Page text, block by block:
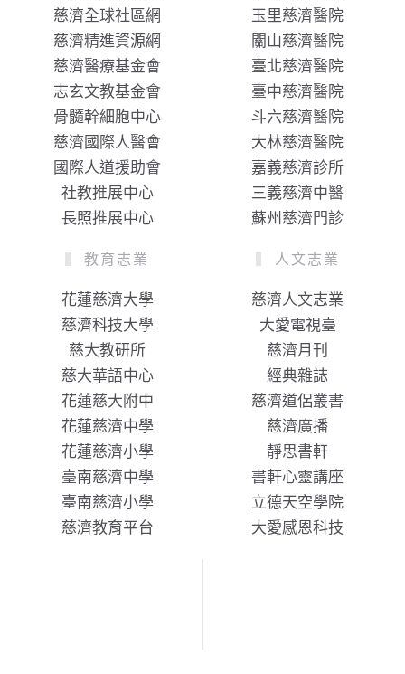
慈濟全球社區網
慈濟精進資源網
慈濟醫療基金會
志玄文教基金會
骨髓幹細胞中心
慈濟國際人醫會
國際人道援助會
社教推展中心
長照推展中心
玉里慈濟醫院
關山慈濟醫院
臺北慈濟醫院
臺中慈濟醫院
斗六慈濟醫院
大林慈濟醫院
嘉義慈濟診所
三義慈濟中醫
蘇州慈濟門診
教育志業
花蓮慈濟大學
慈濟科技大學
慈大教研所
慈大華語中心
花蓮慈大附中
花蓮慈濟中學
花蓮慈濟小學
臺南慈濟中學
臺南慈濟小學
慈濟教育平台
人文志業
慈濟人文志業
大愛電視臺
慈濟月刊
經典雜誌
慈濟道侶叢書
慈濟廣播
靜思書軒
書軒心靈講座
立德天空學院
大愛感恩科技